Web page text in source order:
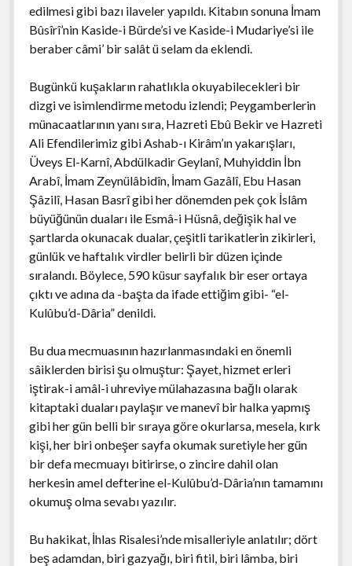
edilmesi gibi bazı ilaveler yapıldı. Kitabın sonuna İmam
Bûsîrî’nin Kaside-i Bürde’si ve Kaside-i Mudariye’si ile
beraber câmi’ bir salât ü selam da eklendi.
Bugünkü kuşakların rahatlıkla okuyabilecekleri bir
dizgi ve isimlendirme metodu izlendi; Peygamberlerin
münacaatlarının yanı sıra, Hazreti Ebû Bekir ve Hazreti
Ali Efendilerimiz gibi Ashab-ı Kirâm’ın yakarışları,
Üveys El-Karnî, Abdülkadir Geylanî, Muhyiddin İbn
Arabî, İmam Zeynülâbidîn, İmam Gazâlî, Ebu Hasan
Şâzilî, Hasan Basrî gibi her dönemden pek çok İslâm
büyüğünün duaları ile Esmâ-i Hüsnâ, değişik hal ve
şartlarda okunacak dualar, çeşitli tarikatlerin zikirleri,
günlük ve haftalık virdler belirli bir düzen içinde
sıralandı. Böylece, 590 küsur sayfalık bir eser ortaya
çıktı ve adına da -başta da ifade ettiğim gibi- “el-
Kulûbu’d-Dâria” denildi.
Bu dua mecmuasının hazırlanmasındaki en önemli
sâiklerden birisi şu olmuştur: Şayet, hizmet erleri
iştirak-i amâl-i uhreviye mülahazasına bağlı olarak
kitaptaki duaları paylaşır ve manevî bir halka yapmış
gibi her gün belli bir sıraya göre okurlarsa, mesela, kırk
kişi, her biri onbeşer sayfa okumak suretiyle her gün
bir defa mecmuayı bitirirse, o zincire dahil olan
herkesin amel defterine el-Kulûbu’d-Dâria’nın tamamını
okumuş olma sevabı yazılır.
Bu hakikat, İhlas Risalesi’nde misalleriyle anlatılır; dört
beş adamdan, biri gazyağı, biri fitil, biri lâmba, biri